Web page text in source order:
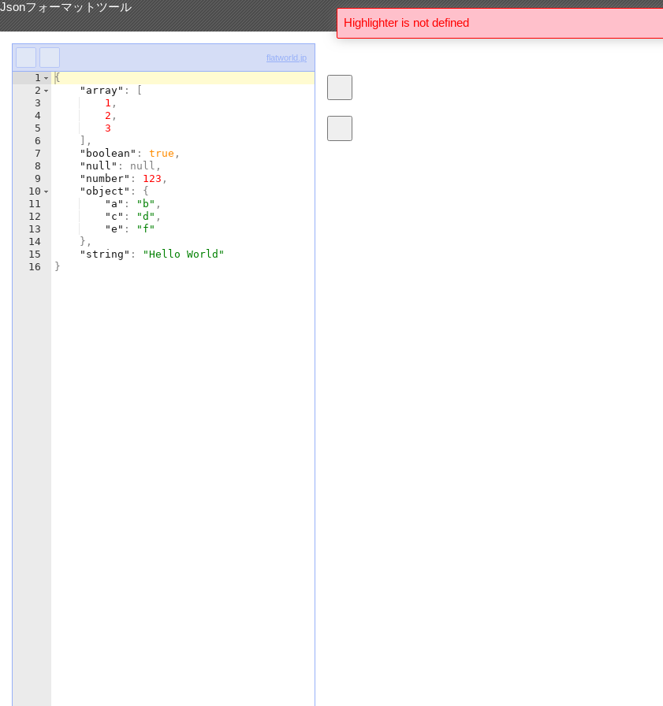
Jsonフォーマットツール
flatworld.jp
1
2
3
4
5
6
7
8
9
10
11
12
13
14
15
16
{
"array" :
1 ,
2 ,
3
,
"boolean" : true ,
"null" : null,
"number" : 123 ,
"object" : {
"a" : "b" ,
"c" : "d" ,
"e" :
"f"
} ,
"string" :
"Hello World"
}
Highlighter is not defined